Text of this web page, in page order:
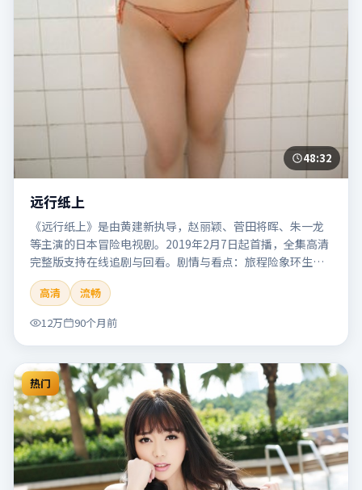
48:32
远行纸上
《远行纸上》是由黄建新执导，赵丽颖、菅田将晖、朱一龙
等主演的日本冒险电视剧。2019年2月7日起首播，全集高清
完整版支持在线追剧与回看。剧情与看点：旅程险象环生，
奇观与友情并行，带来沉浸式探险体验。本片适合检索「远
行纸上」「黄建新」「冒险」「日本」「2019」「2019-02-
07上映」等关键词的影迷阅读简介与主创信息。
高清
流畅
12万
90个月前
热门